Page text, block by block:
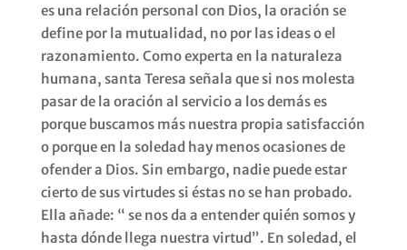
es una relación personal con Dios, la oración se
define por la mutualidad, no por las ideas o el
razonamiento. Como experta en la naturaleza
humana, santa Teresa señala que si nos molesta
pasar de la oración al servicio a los demás es
porque buscamos más nuestra propia satisfacción
o porque en la soledad hay menos ocasiones de
ofender a Dios. Sin embargo, nadie puede estar
cierto de sus virtudes si éstas no se han probado.
Ella añade: “ se nos da a entender quién somos y
hasta dónde llega nuestra virtud”. En soledad, el